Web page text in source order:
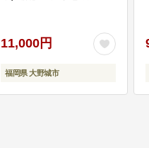
11,000円
福岡県 大野城市